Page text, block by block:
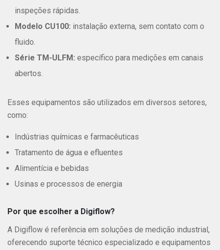
inspeções rápidas.
Modelo CU100: instalação externa, sem contato com o
fluido.
Série TM-ULFM: específico para medições em canais
abertos.
Esses equipamentos são utilizados em diversos setores,
como:
Indústrias químicas e farmacêuticas
Tratamento de água e efluentes
Alimentícia e bebidas
Usinas e processos de energia
Por que escolher a Digiflow?
A Digiflow é referência em soluções de medição industrial,
oferecendo suporte técnico especializado e equipamentos